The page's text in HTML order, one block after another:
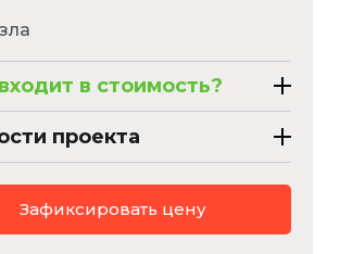
в стоимость?
керамического блока 440мм
Wienerberger
проекта
Зафиксировать цену